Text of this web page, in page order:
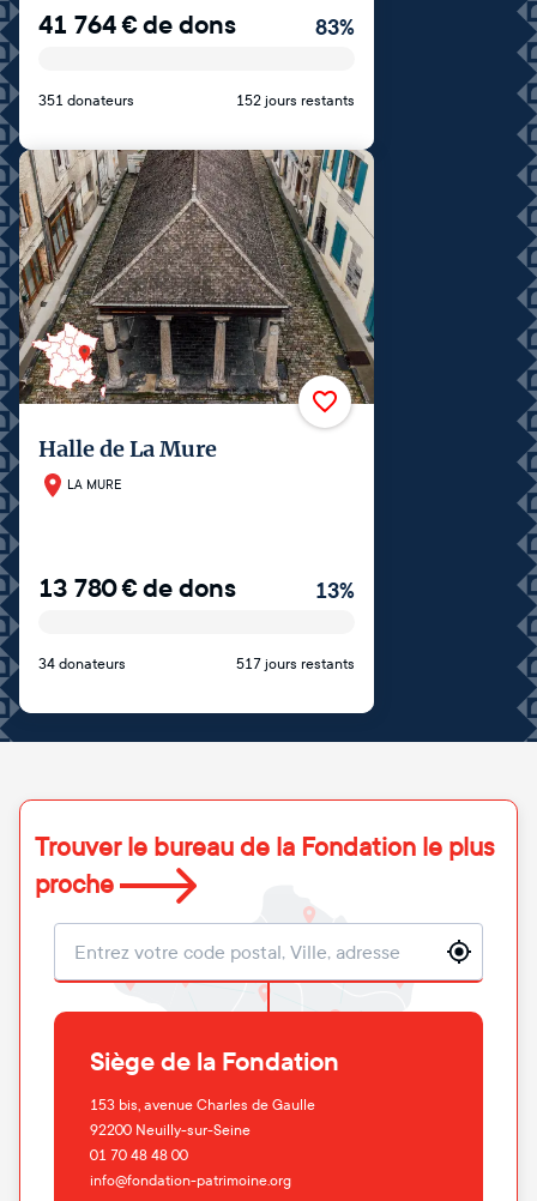
41 764€de dons 83%
351 donateurs 152 jours restants
Halle de La Mure
LA MURE
13 780€de dons 13%
34 donateurs 517 jours restants
Trouver le bureau de la Fondation le plus
proche
Localisation
Siège de la Fondation
153 bis, avenue Charles de Gaulle
92200 Neuilly-sur-Seine
01 70 48 48 00
info@fondation-patrimoine.org